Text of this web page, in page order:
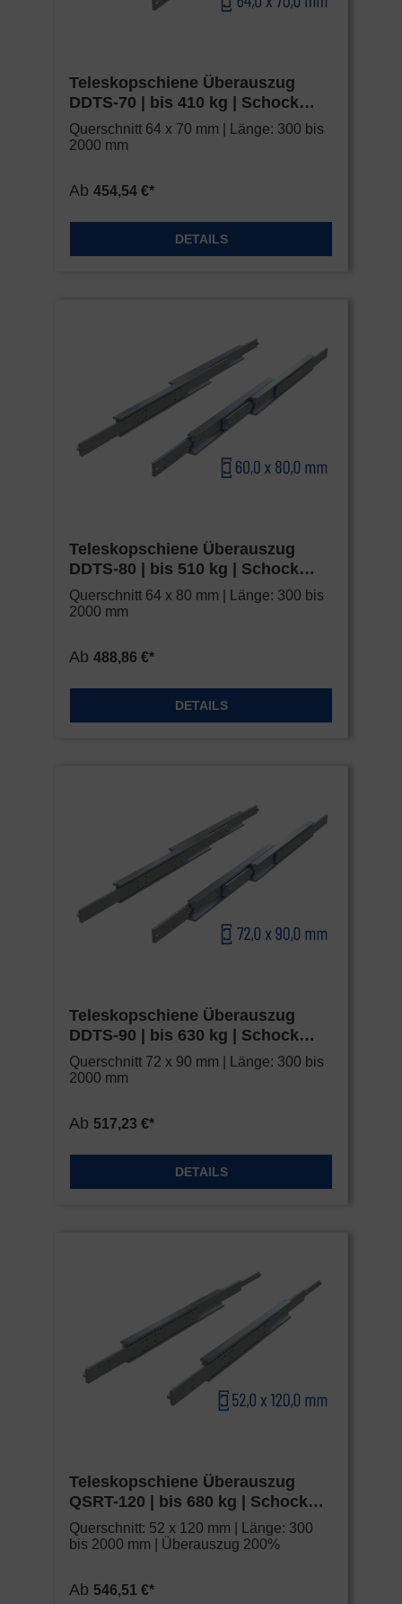
Teleskopschiene Überauszug
DDTS-70 | bis 410 kg | Schock
Metall HEAVY
Querschnitt 64 x 70 mm | Länge: 300 bis
2000 mm
Ab 454,54 €*
DETAILS
Teleskopschiene Überauszug
DDTS-80 | bis 510 kg | Schock
Metall HEAVY
Querschnitt 64 x 80 mm | Länge: 300 bis
2000 mm
Ab 488,86 €*
DETAILS
Teleskopschiene Überauszug
DDTS-90 | bis 630 kg | Schock
Metall HEAVY
Querschnitt 72 x 90 mm | Länge: 300 bis
2000 mm
Ab 517,23 €*
DETAILS
Teleskopschiene Überauszug
QSRT-120 | bis 680 kg | Schock
Metall HEAVY
Querschnitt: 52 x 120 mm | Länge: 300
bis 2000 mm | Überauszug 200%
Ab 546,51 €*